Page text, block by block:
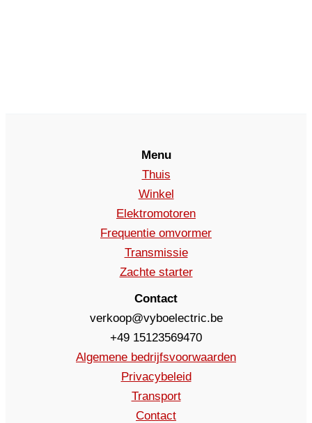
Menu
Thuis
Winkel
Elektromotoren
Frequentie omvormer
Transmissie
Zachte starter
Contact
verkoop@vyboelectric.be
+49 15123569470
Algemene bedrijfsvoorwaarden
Privacybeleid
Transport
Contact